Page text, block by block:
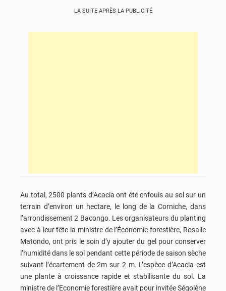
LA SUITE APRÈS LA PUBLICITÉ
Au total, 2500 plants d’Acacia ont été enfouis au sol sur un
terrain d’environ un hectare, le long de la Corniche, dans
l’arrondissement 2 Bacongo. Les organisateurs du planting
avec à leur tête la ministre de l’Économie forestière, Rosalie
Matondo, ont pris le soin d’y ajouter du gel pour conserver
l’humidité dans le sol pendant cette période de saison sèche
suivant l’écartement de 2m sur 2 m. L’espèce d’Acacia est
une plante à croissance rapide et stabilisante du sol. La
ministre de l’Economie forestière avait pour invitée Ségolène